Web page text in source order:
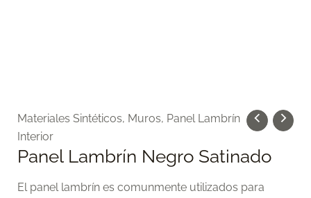
Materiales Sintéticos, Muros, Panel Lambrín
Interior
Panel Lambrín Negro Satinado
El panel lambrín es comunmente utilizados para